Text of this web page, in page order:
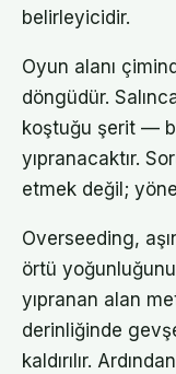
belirleyicidir.
Oyun alanı
döngüdür.
koştuğu şerit —
yıpranacaktır.
etmek değil;
Overseeding,
örtü
yıpranan alan
derinliğinde
kaldırılır.